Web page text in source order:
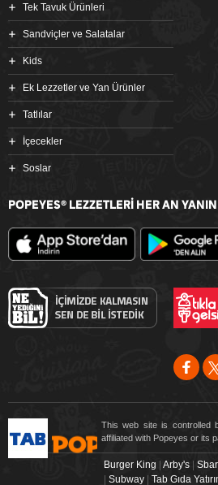
Tek Tavuk Ürünleri
Sandviçler ve Salatalar
Kids
Ek Lezzetler ve Yan Ürünler
Tatlılar
İçecekler
Soslar
POPEYES® LEZZETLERİ HER AN
This web site is controlled
affiliated with Popeyes or its
Burger King | Arby's|
| Subway| Tab Gıda